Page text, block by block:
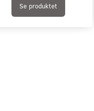
Se produktet